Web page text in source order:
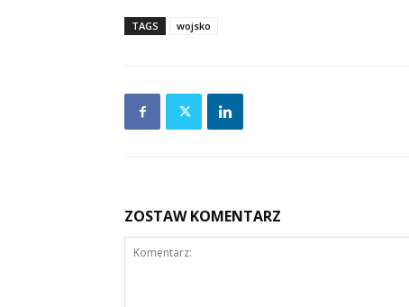
TAGS wojsko
ZOSTAW KOMENTARZ